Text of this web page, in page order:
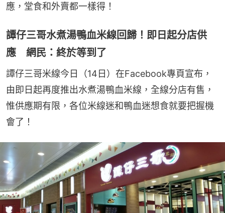
應，堂食和外賣都一樣得！
譚仔三哥水煮湯鴨血米線回歸！即日起分店供
應 網民：終於等到了
譚仔三哥米線今日（14日）在Facebook專頁宣布，
由即日起再度推出水煮湯鴨血米線，全線分店有售，
惟供應期有限，各位米線迷和鴨血迷想食就要把握機
會了！